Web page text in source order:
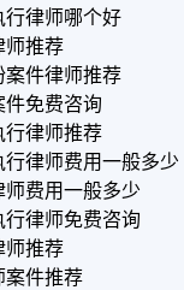
行律师哪个好
师推荐
案件律师推荐
免费咨询
行律师推荐
律师费用一般多少
师费用一般多少
律师免费咨询
师推荐
案件推荐